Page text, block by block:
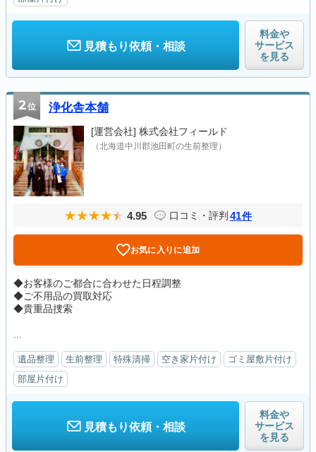
見積もり依頼・相談
料金や
サービス
を見る
2位 浄化舎本舗
[運営会社] 株式会社フィールド
（北海道中川郡池田町の生前整理）
4.95 口コミ・評判 41件
お気に入りに追加
◆お客様のご都合に合わせた日程調整
◆ご不用品の買取対応
◆貴重品捜索
遺品整理 生前整理 特殊清掃 空き家片付け
ゴミ屋敷片付け
部屋片付け
見積もり依頼・相談
料金や
サービス
を見る